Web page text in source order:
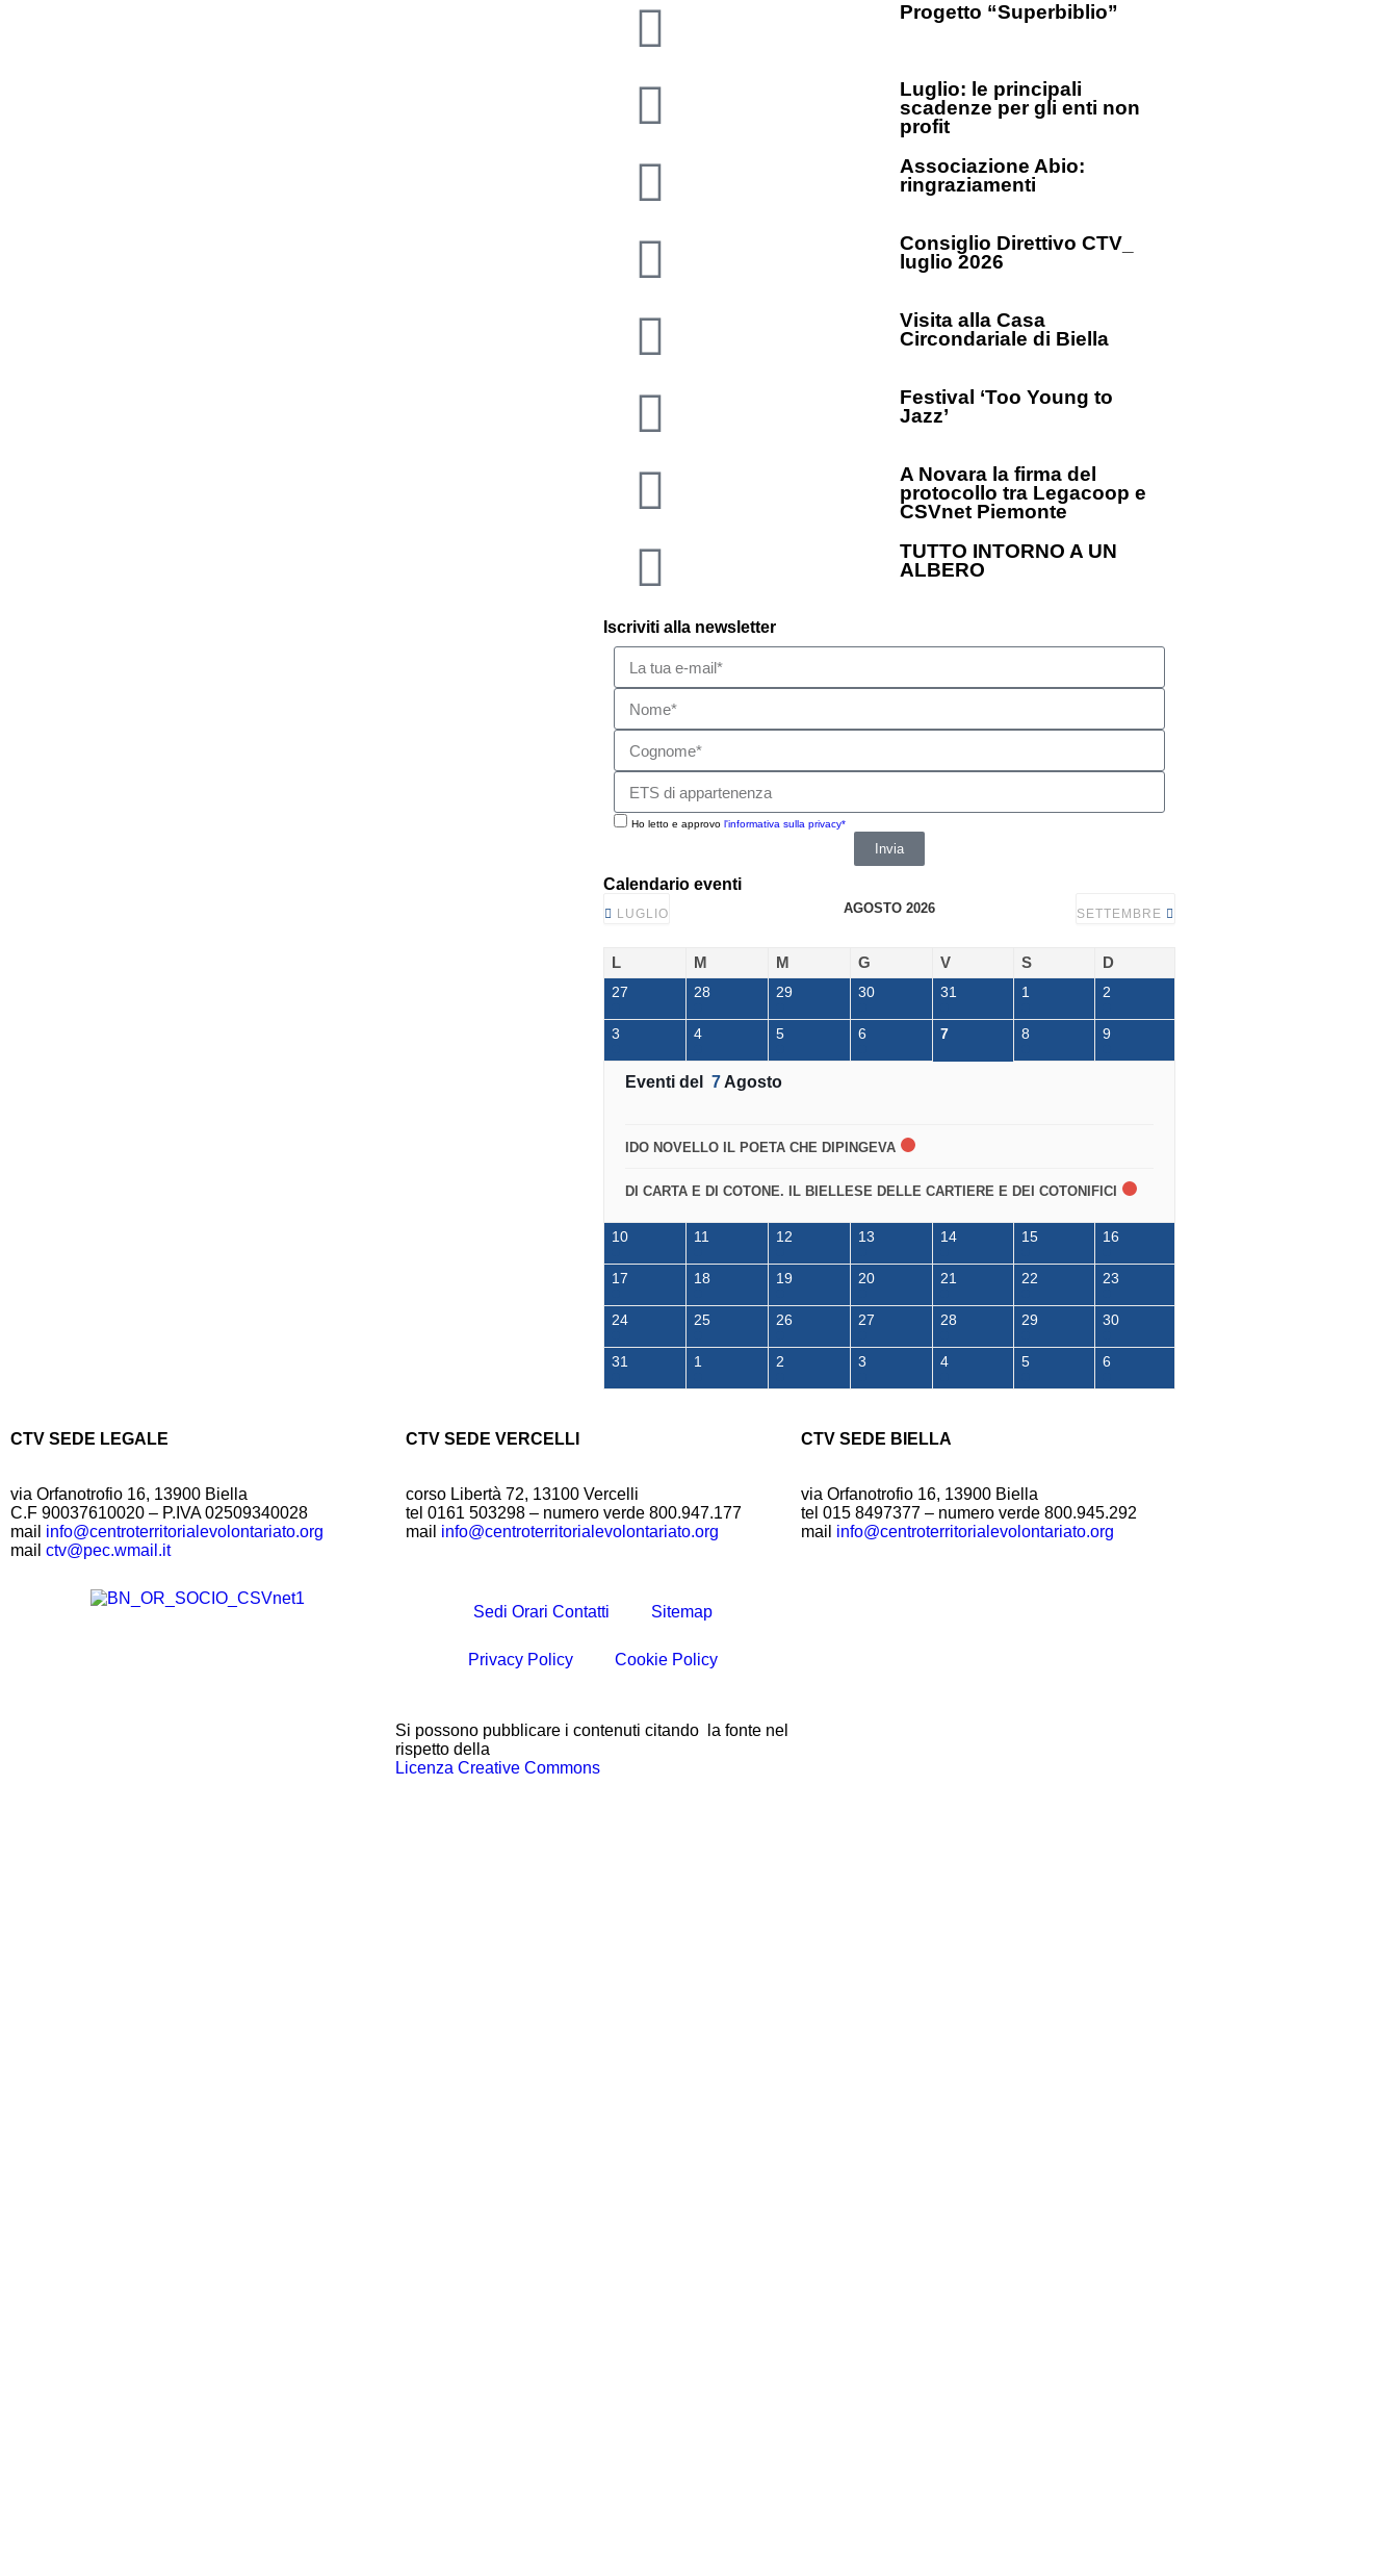
Progetto “Superbiblio”
Luglio: le principali
scadenze per gli enti non
profit
Associazione Abio:
ringraziamenti
Consiglio Direttivo CTV_
luglio 2026
Visita alla Casa
Circondariale di Biella
Festival ‘Too Young to
Jazz’
A Novara la firma del
protocollo tra Legacoop e
CSVnet Piemonte
TUTTO INTORNO A UN
ALBERO
Iscriviti alla newsletter
Ho letto e approvo l'informativa sulla privacy*
Invia
Calendario eventi
LUGLIO AGOSTO 2026 SETTEMBRE
L M M G V S D
27 28 29 30 31 1 2
3 4 5 6 7 8 9
Eventi del 7 Agosto
IDO NOVELLO IL POETA CHE DIPINGEVA
DI CARTA E DI COTONE. IL BIELLESE DELLE CARTIERE E DEI COTONIFICI
10 11 12 13 14 15 16
17 18 19 20 21 22 23
24 25 26 27 28 29 30
31 1 2 3 4 5 6
CTV SEDE LEGALE
via Orfanotrofio 16, 13900 Biella
C.F 90037610020 – P.IVA 02509340028
mail info@centroterritorialevolontariato.org
mail ctv@pec.wmail.it
CTV SEDE VERCELLI
corso Libertà 72, 13100 Vercelli
tel 0161 503298 – numero verde 800.947.177
mail info@centroterritorialevolontariato.org
CTV SEDE BIELLA
via Orfanotrofio 16, 13900 Biella
tel 015 8497377 – numero verde 800.945.292
mail info@centroterritorialevolontariato.org
Sedi Orari Contatti Sitemap
Privacy Policy Cookie Policy
Si possono pubblicare i contenuti citando la fonte nel
rispetto della
Licenza Creative Commons